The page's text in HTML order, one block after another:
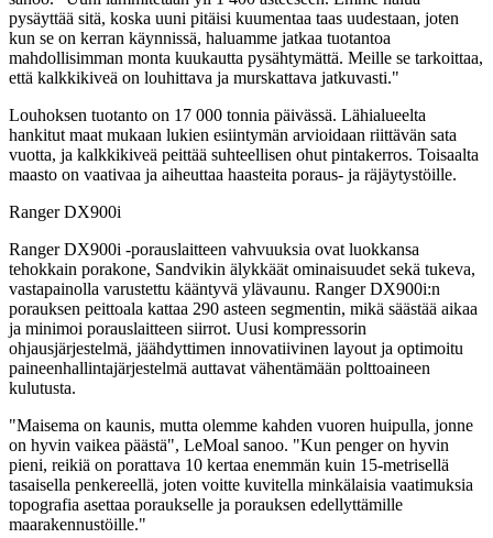
pysäyttää sitä, koska uuni pitäisi kuumentaa taas uudestaan, joten
kun se on kerran käynnissä, haluamme jatkaa tuotantoa
mahdollisimman monta kuukautta pysähtymättä. Meille se tarkoittaa,
että kalkkikiveä on louhittava ja murskattava jatkuvasti."
Louhoksen tuotanto on 17 000 tonnia päivässä. Lähialueelta
hankitut maat mukaan lukien esiintymän arvioidaan riittävän sata
vuotta, ja kalkkikiveä peittää suhteellisen ohut pintakerros. Toisaalta
maasto on vaativaa ja aiheuttaa haasteita poraus- ja räjäytystöille.
Ranger DX900i
Ranger DX900i -porauslaitteen vahvuuksia ovat luokkansa
tehokkain porakone, Sandvikin älykkäät ominaisuudet sekä tukeva,
vastapainolla varustettu kääntyvä ylävaunu. Ranger DX900i:n
porauksen peittoala kattaa 290 asteen segmentin, mikä säästää aikaa
ja minimoi porauslaitteen siirrot. Uusi kompressorin
ohjausjärjestelmä, jäähdyttimen innovatiivinen layout ja optimoitu
paineenhallintajärjestelmä auttavat vähentämään polttoaineen
kulutusta.
"Maisema on kaunis, mutta olemme kahden vuoren huipulla, jonne
on hyvin vaikea päästä", LeMoal sanoo. "Kun penger on hyvin
pieni, reikiä on porattava 10 kertaa enemmän kuin 15-metrisellä
tasaisella penkereellä, joten voitte kuvitella minkälaisia vaatimuksia
topografia asettaa poraukselle ja porauksen edellyttämille
maarakennustöille."